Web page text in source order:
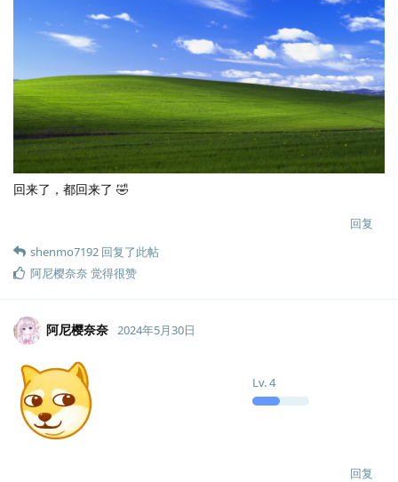
回来了，都回来了 🤣
回复
shenmo7192 回复了此帖
阿尼樱奈奈 觉得很赞
阿尼樱奈奈
Lv.4
2024年5月30日
回复